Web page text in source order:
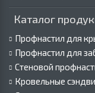
Каталог
Профнастил для
Профнастил для
Стеновой
Кровельные